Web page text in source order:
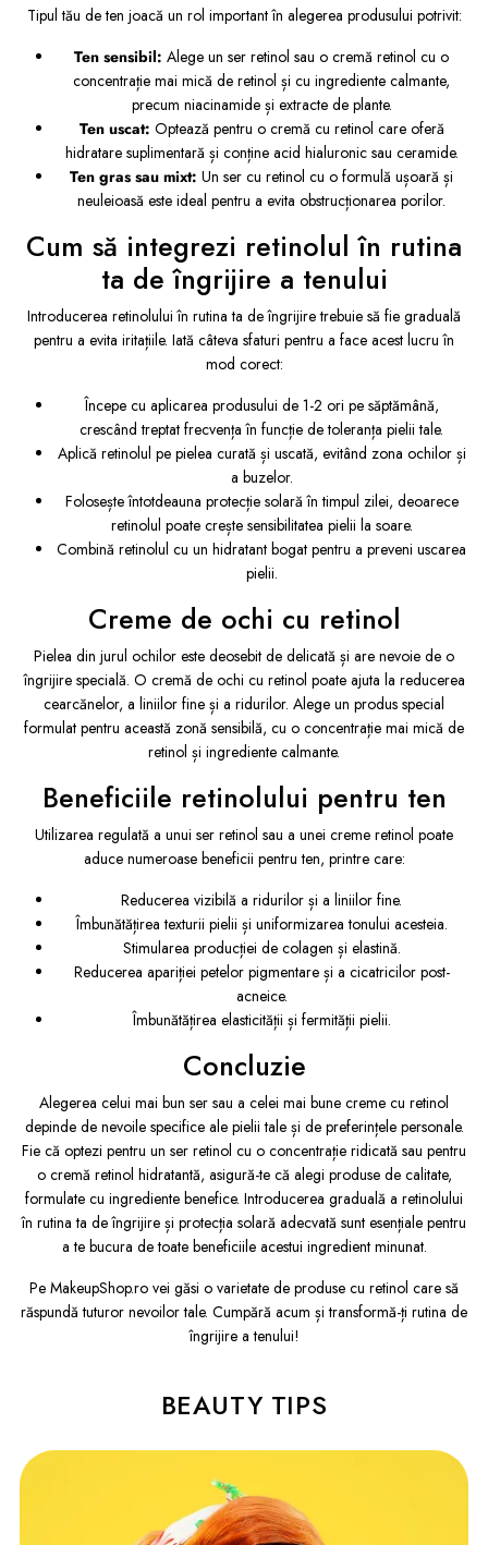
Tipul tău de ten joacă un rol important în alegerea produsului potrivit:
Ten sensibil: Alege un ser retinol sau o cremă retinol cu o
concentrație mai mică de retinol și cu ingrediente calmante,
precum niacinamide și extracte de plante.
Ten uscat: Optează pentru o cremă cu retinol care oferă
hidratare suplimentară și conține acid hialuronic sau ceramide.
Ten gras sau mixt: Un ser cu retinol cu o formulă ușoară și
neuleioasă este ideal pentru a evita obstrucționarea porilor.
Cum să integrezi retinolul în rutina
ta de îngrijire a tenului
Introducerea retinolului în rutina ta de îngrijire trebuie să fie graduală
pentru a evita iritațiile. Iată câteva sfaturi pentru a face acest lucru în
mod corect:
Începe cu aplicarea produsului de 1-2 ori pe săptămână,
crescând treptat frecvența în funcție de toleranța pielii tale.
Aplică retinolul pe pielea curată și uscată, evitând zona ochilor și
a buzelor.
Folosește întotdeauna protecție solară în timpul zilei, deoarece
retinolul poate crește sensibilitatea pielii la soare.
Combină retinolul cu un hidratant bogat pentru a preveni uscarea
pielii.
Creme de ochi cu retinol
Pielea din jurul ochilor este deosebit de delicată și are nevoie de o
îngrijire specială. O cremă de ochi cu retinol poate ajuta la reducerea
cearcănelor, a liniilor fine și a ridurilor. Alege un produs special
formulat pentru această zonă sensibilă, cu o concentrație mai mică de
retinol și ingrediente calmante.
Beneficiile retinolului pentru ten
Utilizarea regulată a unui ser retinol sau a unei creme retinol poate
aduce numeroase beneficii pentru ten, printre care:
Reducerea vizibilă a ridurilor și a liniilor fine.
Îmbunătățirea texturii pielii și uniformizarea tonului acesteia.
Stimularea producției de colagen și elastină.
Reducerea apariției petelor pigmentare și a cicatricilor post-
acneice.
Îmbunătățirea elasticității și fermității pielii.
Concluzie
Alegerea celui mai bun ser sau a celei mai bune creme cu retinol
depinde de nevoile specifice ale pielii tale și de preferințele personale.
Fie că optezi pentru un ser retinol cu o concentrație ridicată sau pentru
o cremă retinol hidratantă, asigură-te că alegi produse de calitate,
formulate cu ingrediente benefice. Introducerea graduală a retinolului
în rutina ta de îngrijire și protecția solară adecvată sunt esențiale pentru
a te bucura de toate beneficiile acestui ingredient minunat.
Pe MakeupShop.ro vei găsi o varietate de produse cu retinol care să
răspundă tuturor nevoilor tale. Cumpără acum și transformă-ți rutina de
îngrijire a tenului!
BEAUTY TIPS